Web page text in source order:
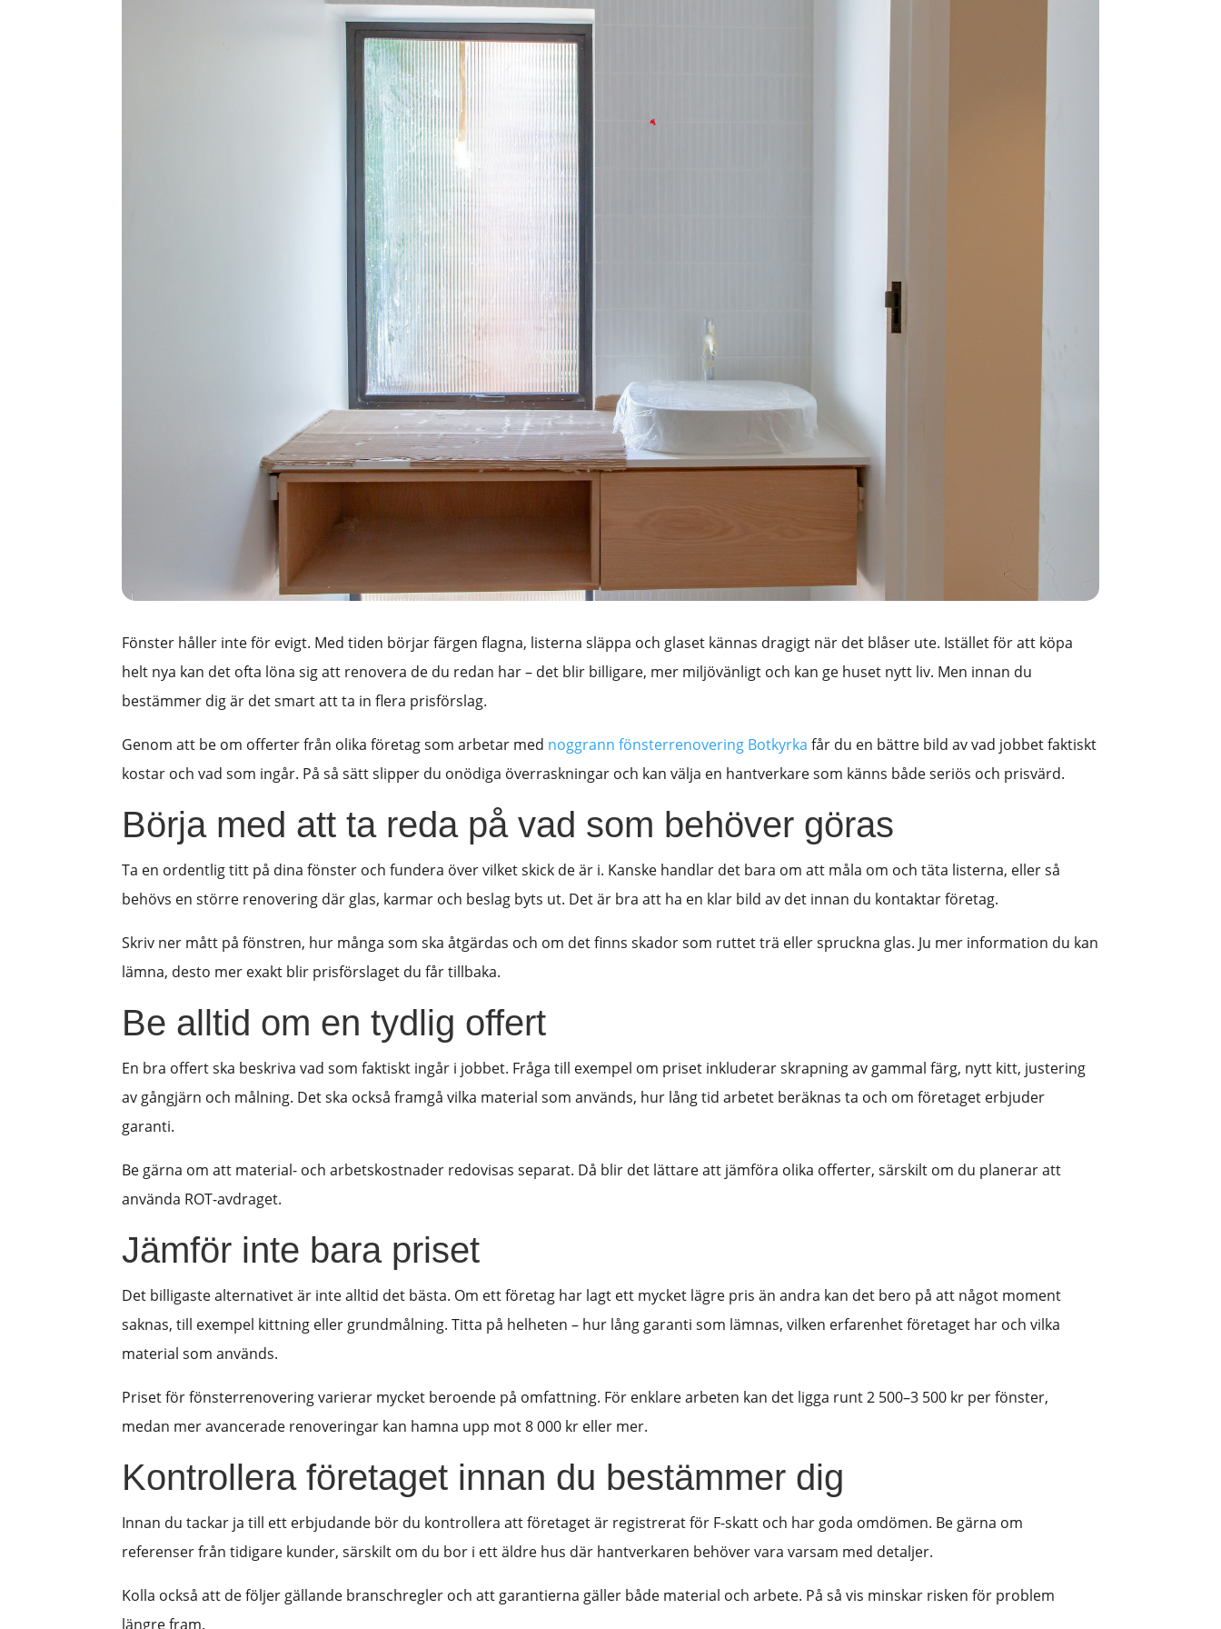
Fönster håller inte för evigt. Med tiden börjar färgen flagna, listerna släppa och glaset kännas dragigt när det blåser ute. Istället för att köpa
helt nya kan det ofta löna sig att renovera de du redan har – det blir billigare, mer miljövänligt och kan ge huset nytt liv. Men innan du
bestämmer dig är det smart att ta in flera prisförslag.
Genom att be om offerter från olika företag som arbetar med noggrann fönsterrenovering Botkyrka får du en bättre bild av vad jobbet faktiskt
kostar och vad som ingår. På så sätt slipper du onödiga överraskningar och kan välja en hantverkare som känns både seriös och prisvärd.
Börja med att ta reda på vad som behöver göras
Ta en ordentlig titt på dina fönster och fundera över vilket skick de är i. Kanske handlar det bara om att måla om och täta listerna, eller så
behövs en större renovering där glas, karmar och beslag byts ut. Det är bra att ha en klar bild av det innan du kontaktar företag.
Skriv ner mått på fönstren, hur många som ska åtgärdas och om det finns skador som ruttet trä eller spruckna glas. Ju mer information du kan
lämna, desto mer exakt blir prisförslaget du får tillbaka.
Be alltid om en tydlig offert
En bra offert ska beskriva vad som faktiskt ingår i jobbet. Fråga till exempel om priset inkluderar skrapning av gammal färg, nytt kitt, justering
av gångjärn och målning. Det ska också framgå vilka material som används, hur lång tid arbetet beräknas ta och om företaget erbjuder
garanti.
Be gärna om att material- och arbetskostnader redovisas separat. Då blir det lättare att jämföra olika offerter, särskilt om du planerar att
använda ROT-avdraget.
Jämför inte bara priset
Det billigaste alternativet är inte alltid det bästa. Om ett företag har lagt ett mycket lägre pris än andra kan det bero på att något moment
saknas, till exempel kittning eller grundmålning. Titta på helheten – hur lång garanti som lämnas, vilken erfarenhet företaget har och vilka
material som används.
Priset för fönsterrenovering varierar mycket beroende på omfattning. För enklare arbeten kan det ligga runt 2 500–3 500 kr per fönster,
medan mer avancerade renoveringar kan hamna upp mot 8 000 kr eller mer.
Kontrollera företaget innan du bestämmer dig
Innan du tackar ja till ett erbjudande bör du kontrollera att företaget är registrerat för F-skatt och har goda omdömen. Be gärna om
referenser från tidigare kunder, särskilt om du bor i ett äldre hus där hantverkaren behöver vara varsam med detaljer.
Kolla också att de följer gällande branschregler och att garantierna gäller både material och arbete. På så vis minskar risken för problem
längre fram.